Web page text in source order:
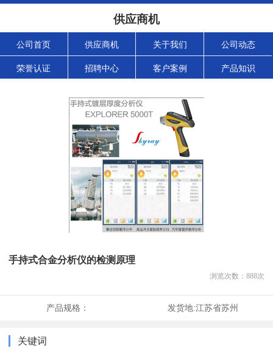
供应商机
公司首页 供应商机 关于我们 公司动态
荣誉认证 招聘中心 客户案例 产品知识
手持式合金分析仪的检测原理
浏览次数： 888次
产品规格： 发货地:江苏省苏州
关键词